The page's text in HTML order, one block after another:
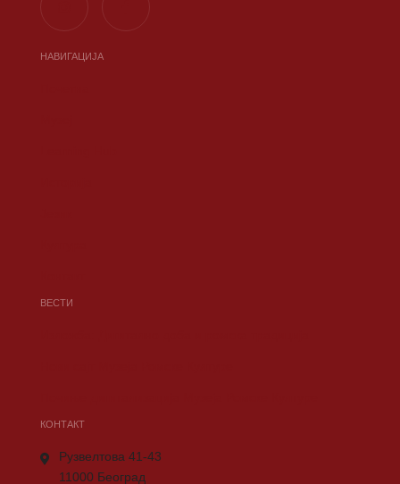
НАВИГАЦИЈА
ВЕСТИ
КОНТАКТ
Рузвелтова 41-43
11000 Београд